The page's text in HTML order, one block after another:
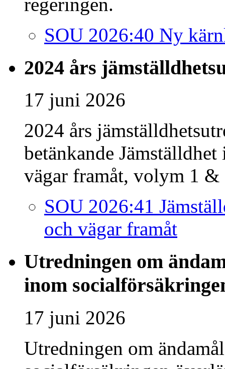
SOU 2026:40 Ny
2024 års
17 juni 2026
2024 års
betänkande
vägar framåt, volym 1
SOU 2026:41
och vägar framåt
Utredningen om
inom
17 juni 2026
Utredningen om